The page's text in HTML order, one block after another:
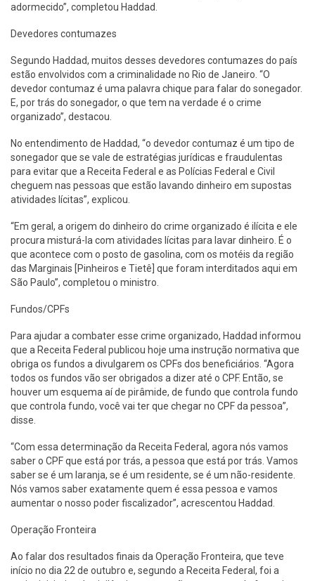
adormecido”, completou Haddad.
Devedores contumazes
Segundo Haddad, muitos desses devedores contumazes do país
estão envolvidos com a criminalidade no Rio de Janeiro. “O
devedor contumaz é uma palavra chique para falar do sonegador.
E, por trás do sonegador, o que tem na verdade é o crime
organizado”, destacou.
No entendimento de Haddad, “o devedor contumaz é um tipo de
sonegador que se vale de estratégias jurídicas e fraudulentas
para evitar que a Receita Federal e as Polícias Federal e Civil
cheguem nas pessoas que estão lavando dinheiro em supostas
atividades lícitas”, explicou.
“Em geral, a origem do dinheiro do crime organizado é ilícita e ele
procura misturá-la com atividades lícitas para lavar dinheiro. É o
que acontece com o posto de gasolina, com os motéis da região
das Marginais [Pinheiros e Tietê] que foram interditados aqui em
São Paulo”, completou o ministro.
Fundos/CPFs
Para ajudar a combater esse crime organizado, Haddad informou
que a Receita Federal publicou hoje uma instrução normativa que
obriga os fundos a divulgarem os CPFs dos beneficiários. “Agora
todos os fundos vão ser obrigados a dizer até o CPF. Então, se
houver um esquema aí de pirâmide, de fundo que controla fundo
que controla fundo, você vai ter que chegar no CPF da pessoa”,
disse.
“Com essa determinação da Receita Federal, agora nós vamos
saber o CPF que está por trás, a pessoa que está por trás. Vamos
saber se é um laranja, se é um residente, se é um não-residente.
Nós vamos saber exatamente quem é essa pessoa e vamos
aumentar o nosso poder fiscalizador”, acrescentou Haddad.
Operação Fronteira
Ao falar dos resultados finais da Operação Fronteira, que teve
início no dia 22 de outubro e, segundo a Receita Federal, foi a